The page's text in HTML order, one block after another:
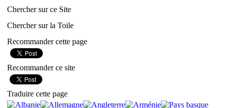
Chercher sur ce Site
Chercher sur la Toile
Recommander cette page
Recommander ce site
Traduire cette page